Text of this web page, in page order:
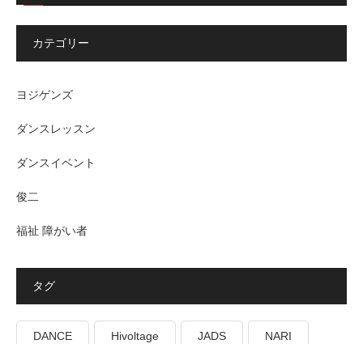
カテゴリー
ヨジゲンズ
ダンスレッスン
ダンスイベント
俊二
福祉 障がい者
タグ
DANCE Hivoltage JADS NARI